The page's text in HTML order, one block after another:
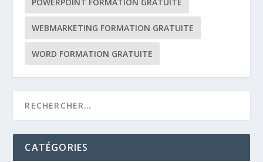
WEBMARKETING FORMATION GRATUITE
WORD FORMATION GRATUITE
CATÉGORIES